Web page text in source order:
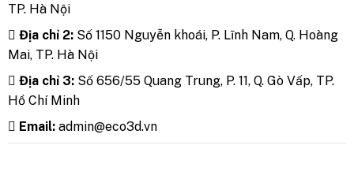
TP. Hà Nội
Địa chỉ 2: Số 1150 Nguyễn khoái, P. Lĩnh Nam, Q. Hoàng
Mai, TP. Hà Nội
Địa chỉ 3: Số 656/55 Quang Trung, P. 11, Q. Gò Vấp, TP.
Hồ Chí Minh
Email: admin@eco3d.vn